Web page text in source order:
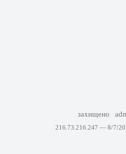
захищено
216.73.216.247 — 8/7/